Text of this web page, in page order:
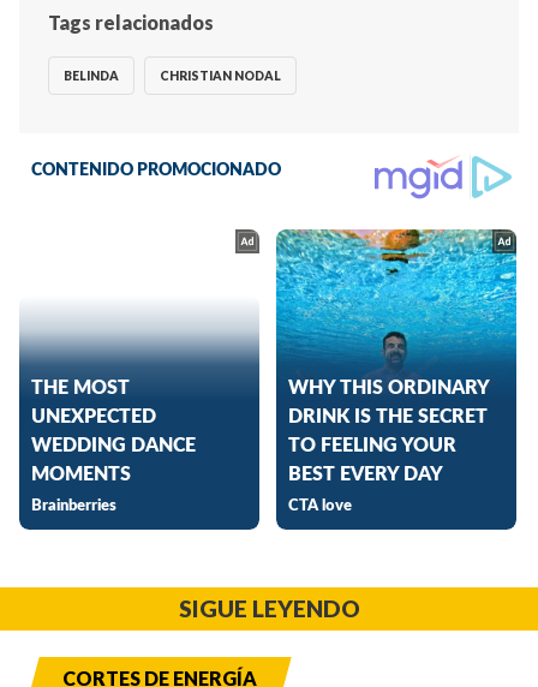
Tags relacionados
BELINDA CHRISTIAN NODAL
SIGUE LEYENDO
CORTES DE ENERGÍA